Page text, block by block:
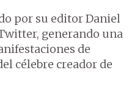
por su editor Daniel
generando una
de
célebre creador de